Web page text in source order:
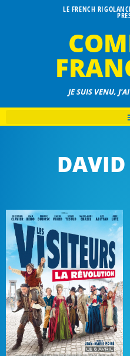
LE FRENCH
JE SUIS VENU,
DAVID